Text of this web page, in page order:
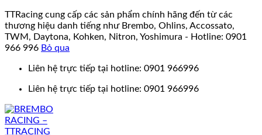
TTRacing cung cấp các sản phẩm chính hãng đến từ các
thương hiệu danh tiếng như Brembo, Ohlins, Accossato,
TWM, Daytona, Kohken, Nitron, Yoshimura - Hotline: 0901
966 996 Bỏ qua
Liên hệ trực tiếp tại hotline: 0901 966996
Liên hệ trực tiếp tại hotline: 0901 966996